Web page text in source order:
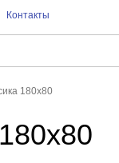
Контакты
180x80